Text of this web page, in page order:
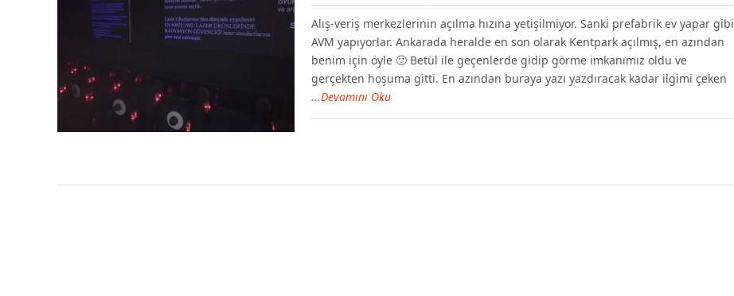
Alış-veriş merkezlerinin açılma hızına yetişilmiyor. Sanki prefabrik ev yapar gibi
AVM yapıyorlar. Ankarada heralde en son olarak Kentpark açılmış, en azından
benim için öyle 🙂 Betül ile geçenlerde gidip görme imkanımız oldu ve
gerçekten hoşuma gitti. En azından buraya yazı yazdıracak kadar ilgimi çeken
...Devamını Oku